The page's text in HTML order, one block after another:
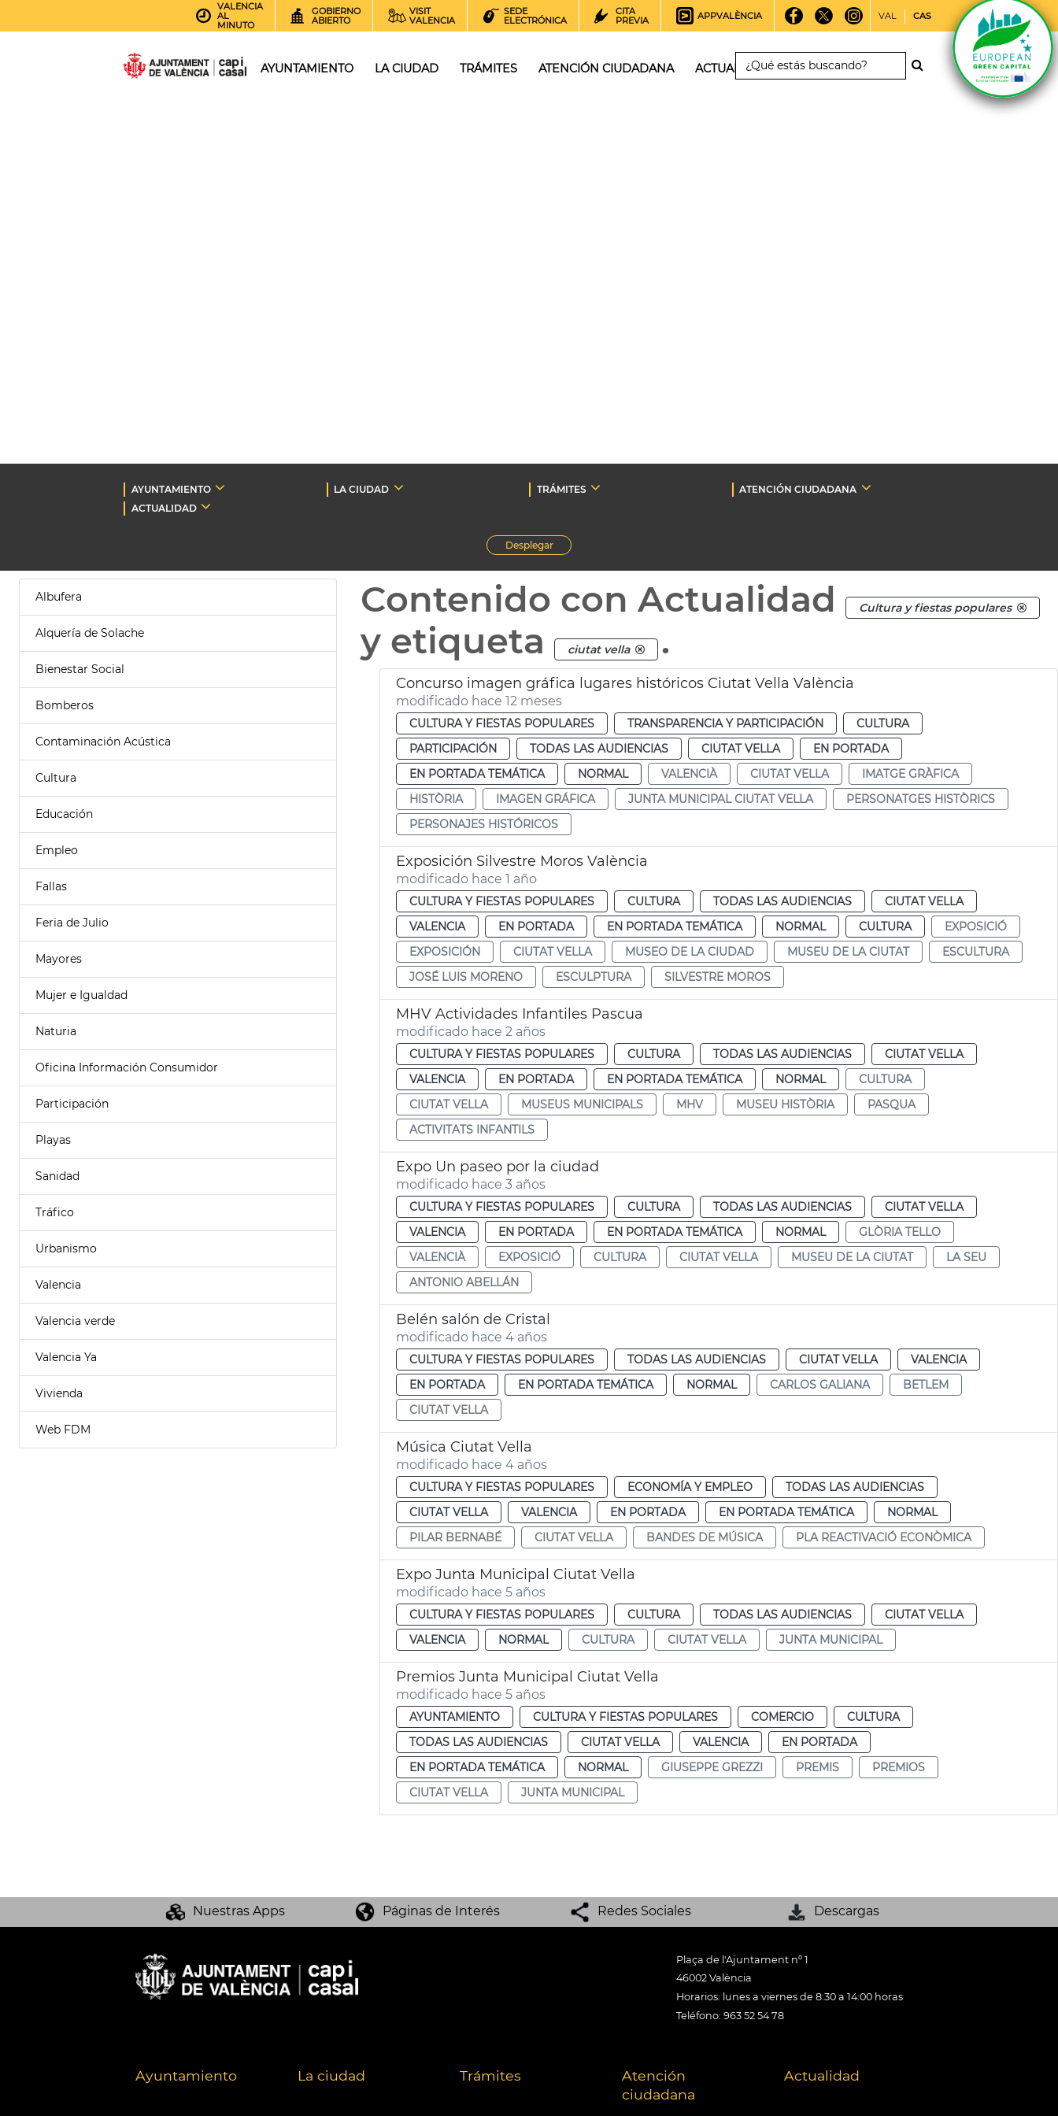
VALENCIA
AL
MINUTO
GOBIERNO
ABIERTO
VISIT
VALENCIA
SEDE
ELECTRÓNICA
CITA
PREVIA
APPVALÈNCIA VAL CAS
AYUNTAMIENTO LA CIUDAD TRÁMITES ATENCIÓN CIUDADANA ACTUALIDAD
AYUNTAMIENTO LA CIUDAD TRÁMITES
ATENCIÓN CIUDADANA
ACTUALIDAD
Desplegar
Albufera
Alquería de Solache
Bienestar Social
Bomberos
Contaminación Acústica
Cultura
Educación
Empleo
Fallas
Feria de Julio
Mayores
Mujer e Igualdad
Naturia
Oficina Información Consumidor
Participación
Playas
Sanidad
Tráfico
Urbanismo
Valencia
Valencia verde
Valencia Ya
Vivienda
Web FDM
Contenido con Actualidad Cultura y fiestas populares
y etiqueta ciutat vella .
Concurso imagen gráfica lugares históricos Ciutat Vella València
modificado hace 12 meses
CULTURA Y FIESTAS POPULARES TRANSPARENCIA Y PARTICIPACIÓN
CULTURA
PARTICIPACIÓN
TODAS LAS AUDIENCIAS CIUTAT VELLA
EN PORTADA
EN PORTADA TEMÁTICA
NORMAL VALENCIÀ CIUTAT VELLA
IMATGE GRÀFICA
HISTÒRIA
IMAGEN GRÁFICA JUNTA MUNICIPAL CIUTAT VELLA
PERSONATGES HISTÒRICS
PERSONAJES HISTÓRICOS
Exposición Silvestre Moros València
modificado hace 1 año
CULTURA Y FIESTAS POPULARES CULTURA TODAS LAS AUDIENCIAS
CIUTAT VELLA
VALENCIA
EN PORTADA EN PORTADA TEMÁTICA NORMAL CULTURA
EXPOSICIÓ
EXPOSICIÓN
CIUTAT VELLA MUSEO DE LA CIUDAD MUSEU DE LA CIUTAT
ESCULTURA
JOSÉ LUIS MORENO
ESCULPTURA SILVESTRE MOROS
MHV Actividades Infantiles Pascua
modificado hace 2 años
CULTURA Y FIESTAS POPULARES CULTURA TODAS LAS AUDIENCIAS
CIUTAT VELLA
VALENCIA
EN PORTADA EN PORTADA TEMÁTICA NORMAL
CULTURA
CIUTAT VELLA
MUSEUS MUNICIPALS MHV MUSEU HISTÒRIA
PASQUA
ACTIVITATS INFANTILS
Expo Un paseo por la ciudad
modificado hace 3 años
CULTURA Y FIESTAS POPULARES CULTURA TODAS LAS AUDIENCIAS
CIUTAT VELLA
VALENCIA
EN PORTADA EN PORTADA TEMÁTICA NORMAL
GLÒRIA TELLO
VALENCIÀ
EXPOSICIÓ CULTURA CIUTAT VELLA MUSEU DE LA CIUTAT
LA SEU
ANTONIO ABELLÁN
Belén salón de Cristal
modificado hace 4 años
CULTURA Y FIESTAS POPULARES TODAS LAS AUDIENCIAS CIUTAT VELLA
VALENCIA
EN PORTADA
EN PORTADA TEMÁTICA NORMAL CARLOS GALIANA
BETLEM
CIUTAT VELLA
Música Ciutat Vella
modificado hace 4 años
CULTURA Y FIESTAS POPULARES ECONOMÍA Y EMPLEO
TODAS LAS AUDIENCIAS
CIUTAT VELLA
VALENCIA EN PORTADA EN PORTADA TEMÁTICA
NORMAL
PILAR BERNABÉ
CIUTAT VELLA BANDES DE MÚSICA PLA REACTIVACIÓ ECONÒMICA
Expo Junta Municipal Ciutat Vella
modificado hace 5 años
CULTURA Y FIESTAS POPULARES CULTURA TODAS LAS AUDIENCIAS
CIUTAT VELLA
VALENCIA
NORMAL CULTURA CIUTAT VELLA JUNTA MUNICIPAL
Premios Junta Municipal Ciutat Vella
modificado hace 5 años
AYUNTAMIENTO CULTURA Y FIESTAS POPULARES COMERCIO
CULTURA
TODAS LAS AUDIENCIAS
CIUTAT VELLA VALENCIA
EN PORTADA
EN PORTADA TEMÁTICA
NORMAL GIUSEPPE GREZZI PREMIS
PREMIOS
CIUTAT VELLA
JUNTA MUNICIPAL
Nuestras Apps Páginas de Interés Redes Sociales Descargas
Plaça de l'Ajuntament nº 1
46002 València
Horarios: lunes a viernes de 8:30 a 14:00 horas
Teléfono: 963 52 54 78
Ayuntamiento La ciudad Trámites
Atención
ciudadana
Actualidad